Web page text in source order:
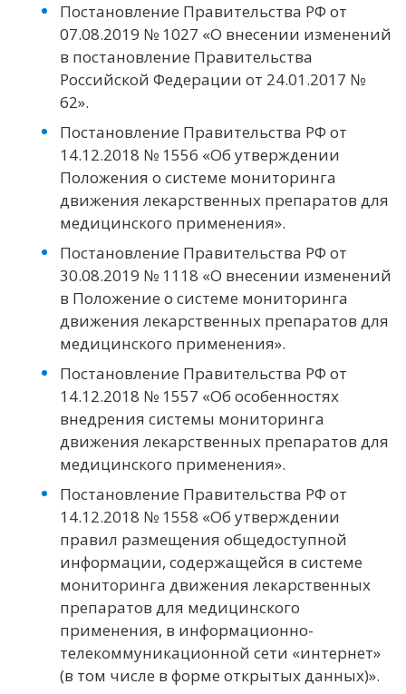
Постановление Правительства РФ от
07.08.2019 № 1027 «О внесении изменений
в постановление Правительства
Российской Федерации от 24.01.2017 №
62».
Постановление Правительства РФ от
14.12.2018 № 1556 «Об утверждении
Положения о системе мониторинга
движения лекарственных препаратов для
медицинского применения».
Постановление Правительства РФ от
30.08.2019 № 1118 «О внесении изменений
в Положение о системе мониторинга
движения лекарственных препаратов для
медицинского применения».
Постановление Правительства РФ от
14.12.2018 № 1557 «Об особенностях
внедрения системы мониторинга
движения лекарственных препаратов для
медицинского применения».
Постановление Правительства РФ от
14.12.2018 № 1558 «Об утверждении
правил размещения общедоступной
информации, содержащейся в системе
мониторинга движения лекарственных
препаратов для медицинского
применения, в информационно-
телекоммуникационной сети «интернет»
(в том числе в форме открытых данных)».